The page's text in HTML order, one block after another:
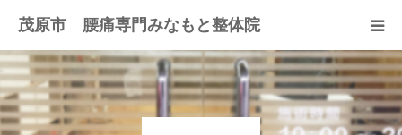
茂原市 腰痛専門みなもと整体院
初めての方へ
メニュー・料金